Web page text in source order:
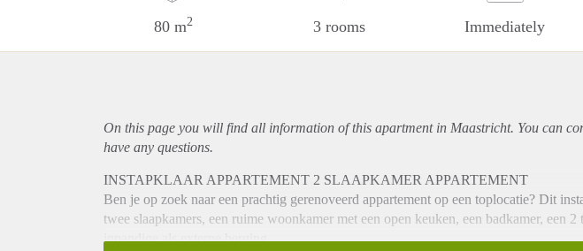
80 m2 3 rooms Immediately
On this page you will find all information of this apartmentin Maastricht. You can
have any questions.
INSTAPKLAAR APPARTEMENT 2 SLAAPKAMER APPARTEMENT
Ben je op zoek naar een prachtig gerenoveerd appartement op een toplocatie? Dit
twee slaapkamers, een ruime woonkamer met een open keuken, een badkamer, een
inpandige als externe berging.